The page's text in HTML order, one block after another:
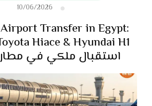
10/06/2026
Transfer in Egypt:
استقبال ملكي في مطار